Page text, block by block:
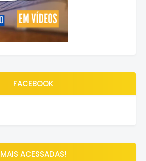
FACEBOOK
MAIS ACESSADAS!